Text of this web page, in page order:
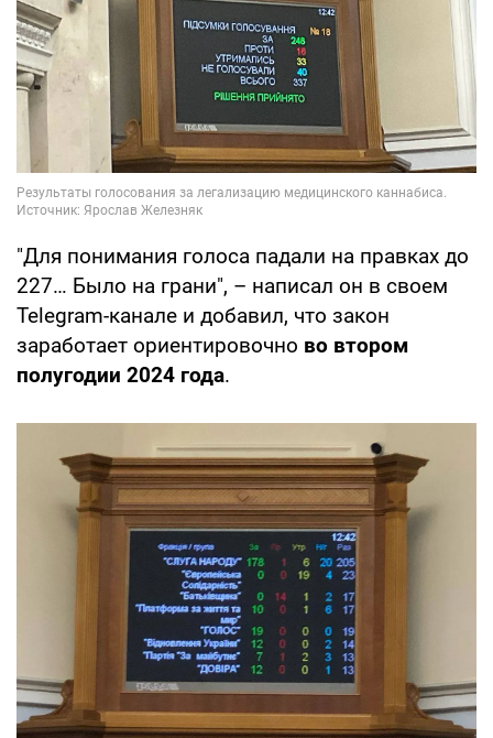
"Для понимания голоса падали на правках до
227… Было на грани", – написал он в своем
Telegram-канале и добавил, что закон
заработает ориентировочно во втором
полугодии 2024 года.